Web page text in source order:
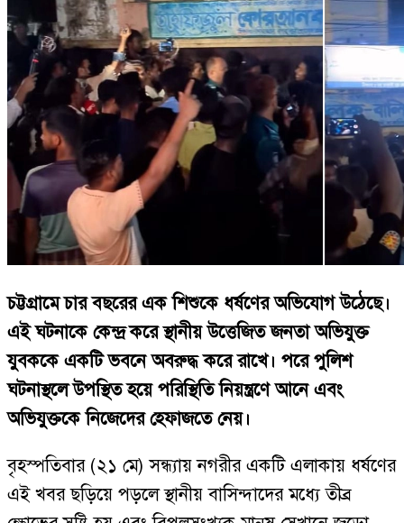
চট্টগ্রামে চার বছরের এক শিশুকে ধর্ষণের অভিযোগ উঠেছে।
এই ঘটনাকে কেন্দ্র করে স্থানীয় উত্তেজিত জনতা অভিযুক্ত
যুবককে একটি ভবনে অবরুদ্ধ করে রাখে। পরে পুলিশ
ঘটনাস্থলে উপস্থিত হয়ে পরিস্থিতি নিয়ন্ত্রণে আনে এবং
অভিযুক্তকে নিজেদের হেফাজতে নেয়।
বৃহস্পতিবার (২১ মে) সন্ধ্যায় নগরীর একটি এলাকায় ধর্ষণের
এই খবর ছড়িয়ে পড়লে স্থানীয় বাসিন্দাদের মধ্যে তীব্র